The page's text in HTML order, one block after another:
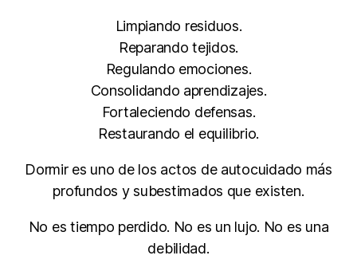
Limpiando residuos.
Reparando tejidos.
Regulando emociones.
Consolidando aprendizajes.
Fortaleciendo defensas.
Restaurando el equilibrio.
Dormir es uno de los actos de autocuidado más
profundos y subestimados que existen.
No es tiempo perdido. No es un lujo. No es una
debilidad.